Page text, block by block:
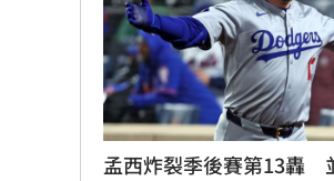
孟西炸裂季後賽第13轟